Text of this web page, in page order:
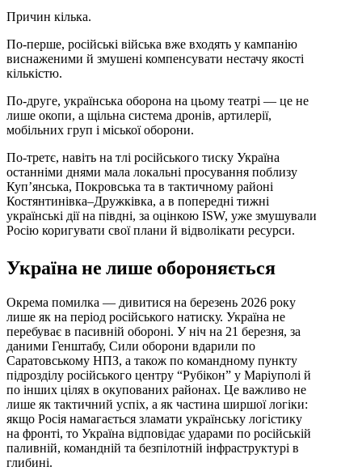
Причин кілька.
По-перше, російські війська вже входять у кампанію
виснаженими й змушені компенсувати нестачу якості
кількістю.
По-друге, українська оборона на цьому театрі — це не
лише окопи, а щільна система дронів, артилерії,
мобільних груп і міської оборони.
По-третє, навіть на тлі російського тиску Україна
останніми днями мала локальні просування поблизу
Куп’янська, Покровська та в тактичному районі
Костянтинівка–Дружківка, а в попередні тижні
українські дії на півдні, за оцінкою ISW, уже змушували
Росію коригувати свої плани й відволікати ресурси.
Україна не лише обороняється
Окрема помилка — дивитися на березень 2026 року
лише як на період російського натиску. Україна не
перебуває в пасивній обороні. У ніч на 21 березня, за
даними Генштабу, Сили оборони вдарили по
Саратовському НПЗ, а також по командному пункту
підрозділу російського центру “Рубікон” у Маріуполі й
по інших цілях в окупованих районах. Це важливо не
лише як тактичний успіх, а як частина ширшої логіки:
якщо Росія намагається зламати українську логістику
на фронті, то Україна відповідає ударами по російській
паливній, командній та безпілотній інфраструктурі в
глибині.